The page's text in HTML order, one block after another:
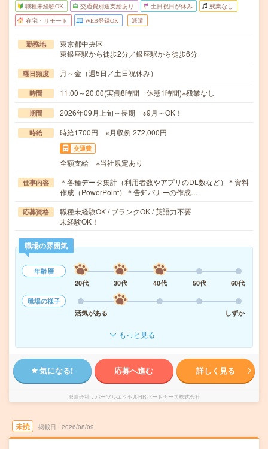
職種未経験OK 交通費別途支給あり 土日祝日が休み 残業なし
在宅・リモート WEB登録OK 派遣
勤務地
東京都中央区
東銀座駅から徒歩2分／銀座駅から徒歩6分
曜日頻度 月～金（週5日／土日祝休み）
時間 11:00～20:00(実働8時間 休憩1時間)※残業なし
期間 2026年09月上旬～長期 ※9月～OK！
時給 時給1700円 ※月収例 272,000円
交通費
全額支給 ※当社規定あり
仕事内容
＊各種データ集計（利用者数やアプリのDL数など）＊資料
作成（PowerPoint）＊告知バナーの作成…
応募資格
職種未経験OK / ブランクOK / 英語力不要
未経験OK！
職場の雰囲気
年齢層
20代
30代 40代 50代
60代
職場の様子
活気がある
しずか
もっと見る
気になる! 応募へ進む 詳しく見る
派遣会社 パーソルエクセルHRパートナーズ株式会社
未読 掲載日 2026/08/09